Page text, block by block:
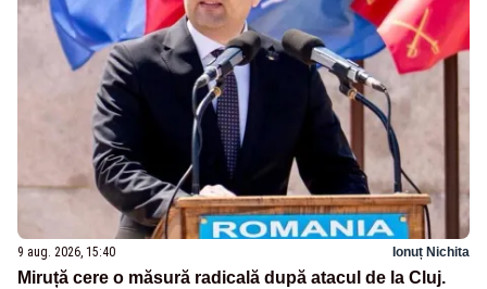
9 aug. 2026, 15:40 Ionuț Nichita
Miruță cere o măsură radicală după atacul de la Cluj.